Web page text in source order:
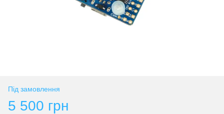
Під замовлення
5 500 грн